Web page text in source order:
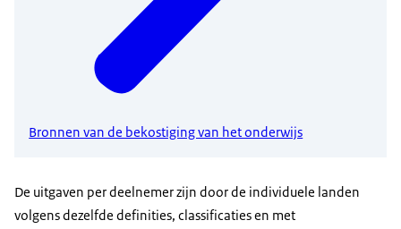
Bronnen van de bekostiging van het onderwijs
De uitgaven per deelnemer zijn door de individuele landen
volgens dezelfde definities, classificaties en met